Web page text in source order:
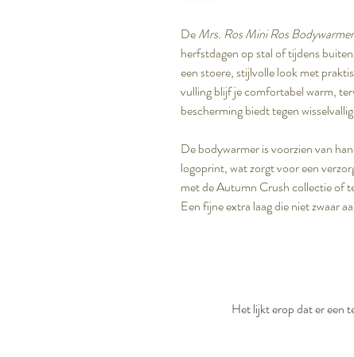
DeMrs. Ros Mini Ros Bodywarmer
herfstdagen op stal of tijdens
een stoere, stijlvolle look met
vulling blijf je comfortabel warm,
bescherming biedt tegen
De bodywarmer is voorzien van
logoprint, wat zorgt voor een
met de Autumn Crush collectie of
Een fijne extra laag die niet zwaar
Het lijkt erop dat er een